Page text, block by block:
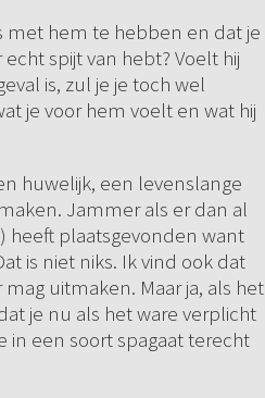
met hem te hebben en dat je
spijt van hebt? Voelt hij
is, zul je je toch wel
je voor hem voelt en wat hij
huwelijk, een levenslange
Jammer als er dan al
heeft plaatsgevonden want
is niet niks. Ik vind ook dat
uitmaken. Maar ja, als het
je nu als het ware verplicht
in een soort spagaat terecht